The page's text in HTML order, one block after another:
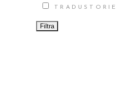
TRADUSTORIE